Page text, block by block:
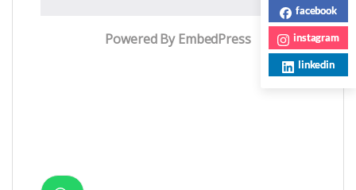
Powered By EmbedPress
facebook
instagram
linkedin